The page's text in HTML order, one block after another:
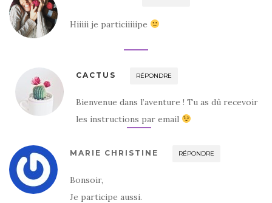
Hiiiii je particiiiiipe
CACTUS RÉPONDRE
Bienvenue dans l’aventure ! Tu as dû recevoir
les instructions par email
MARIE CHRISTINE RÉPONDRE
Bonsoir,
Je participe aussi.